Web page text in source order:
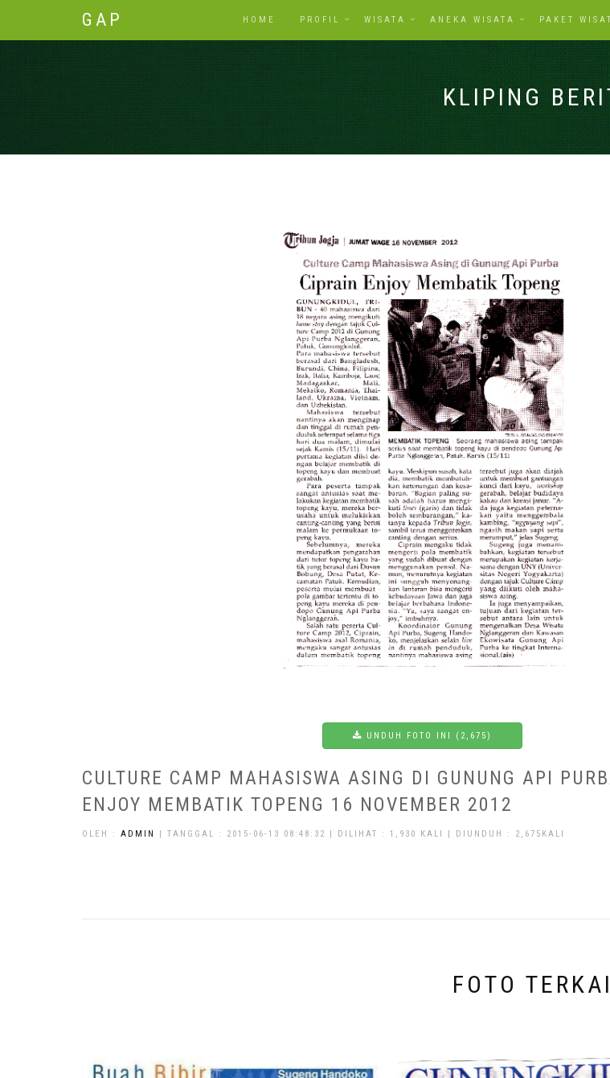
GAP HOME PROFIL WISATA ANEKA WISATA PAKET
KLIPING
UNDUH FOTO INI (2,675)
CULTURE CAMP MAHASISWA ASING DI GUNUNG API
ENJOY MEMBATIK TOPENG 16 NOVEMBER 2012
OLEH : ADMIN | TANGGAL : 2015-06-13 08:48:32 | DILIHAT : 1,930 KALI | DIUNDUH : 2,675KALI
FOTO